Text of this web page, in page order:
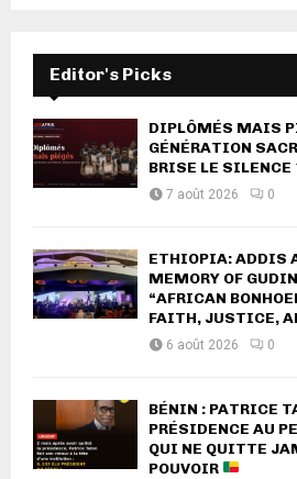
Editor's Picks
DIPLÔMÉS MAIS
GÉNÉRATION
BRISE LE SILENCE
7 août 2026 0
ETHIOPIA: ADDIS
MEMORY OF
“AFRICAN
FAITH, JUSTICE,
6 août 2026 0
BÉNIN : PATRICE
PRÉSIDENCE AU
QUI NE QUITTE
POUVOIR